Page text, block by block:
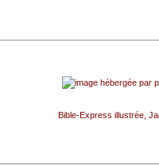
Bible-Express illustrée,